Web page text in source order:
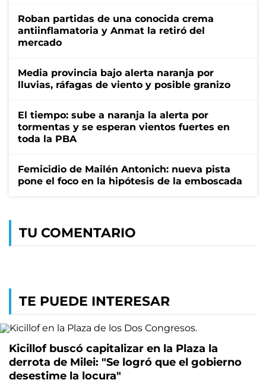
Roban partidas de una conocida crema
antiinflamatoria y Anmat la retiró del
mercado
Media provincia bajo alerta naranja por
lluvias, ráfagas de viento y posible granizo
El tiempo: sube a naranja la alerta por
tormentas y se esperan vientos fuertes en
toda la PBA
Femicidio de Mailén Antonich: nueva pista
pone el foco en la hipótesis de la emboscada
TU COMENTARIO
TE PUEDE INTERESAR
Kicillof buscó capitalizar en la Plaza la
derrota de Milei: "Se logró que el gobierno
desestime la locura"